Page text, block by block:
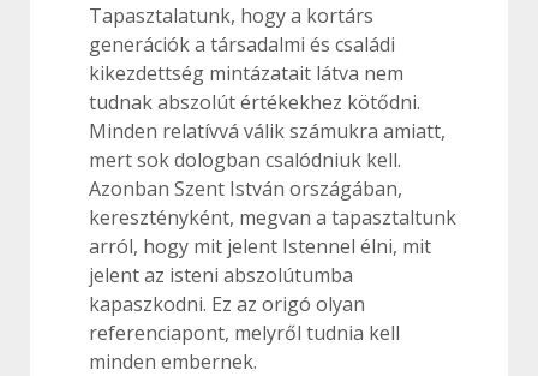
Tapasztalatunk, hogy a kortárs
generációk a társadalmi és családi
kikezdettség mintázatait látva nem
tudnak abszolút értékekhez kötődni.
Minden relatívvá válik számukra amiatt,
mert sok dologban csalódniuk kell.
Azonban Szent István országában,
keresztényként, megvan a tapasztaltunk
arról, hogy mit jelent Istennel élni, mit
jelent az isteni abszolútumba
kapaszkodni. Ez az origó olyan
referenciapont, melyről tudnia kell
minden embernek.